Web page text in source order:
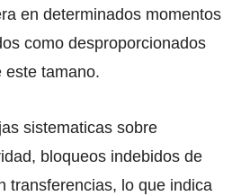
en determinados momentos
como desproporcionados
este tamano.
sistematicas sobre
bloqueos indebidos de
transferencias, lo que indica